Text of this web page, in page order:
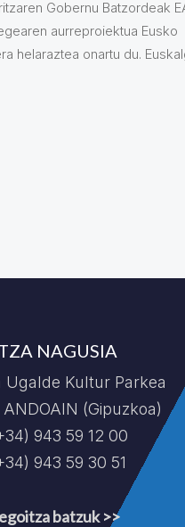
Gobernu Batzordeak
aurreproiektua Eusko
helaraztea onartu du.
NAGUSIA
Ugalde Kultur Parkea
ANDOAIN (Gipuzkoa)
943 59 12 00
943 59 30 51
batzuk >>